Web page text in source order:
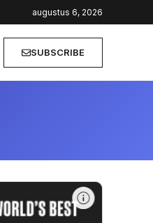
augustus 6, 2026
SUBSCRIBE